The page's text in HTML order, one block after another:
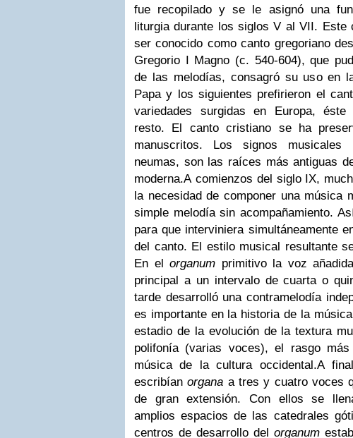
fue recopilado y se le asignó una
liturgia durante los siglos V al VII. Este
ser conocido como canto gregoriano
Gregorio I Magno (c. 540-604), que
de las melodías, consagró su uso en
Papa y los siguientes prefirieron el
variedades surgidas en Europa,
resto. El canto cristiano se ha
manuscritos. Los signos musicales
neumas, son las raíces más antiguas
moderna.A comienzos del siglo IX,
la necesidad de componer una música
simple melodía sin acompañamiento.
para que interviniera simultáneamente
del canto. El estilo musical resultante
En elorganum primitivo la voz
principal a un intervalo de cuarta o
tarde desarrolló una contramelodía
es importante en la historia de la
estadio de la evolución de la textura
polifonía (varias voces), el rasgo
música de la cultura occidental.A
escribíanorgana a tres y cuatro voces
de gran extensión. Con ellos se
amplios espacios de las catedrales
centros de desarrollo del organum